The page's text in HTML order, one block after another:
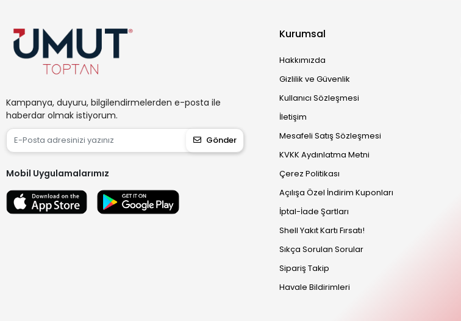
Kampanya, duyuru, bilgilendirmelerden e-posta ile
haberdar olmak istiyorum.
Gönder
Mobil Uygulamalarımız
Kurumsal
Hakkımızda
Gizlilik ve Güvenlik
Kullanıcı Sözleşmesi
İletişim
Mesafeli Satış Sözleşmesi
KVKK Aydınlatma Metni
Çerez Politikası
Açılışa Özel İndirim Kuponları
İptal-İade Şartları
Shell Yakıt Kartı Fırsatı!
Sıkça Sorulan Sorular
Sipariş Takip
Havale Bildirimleri